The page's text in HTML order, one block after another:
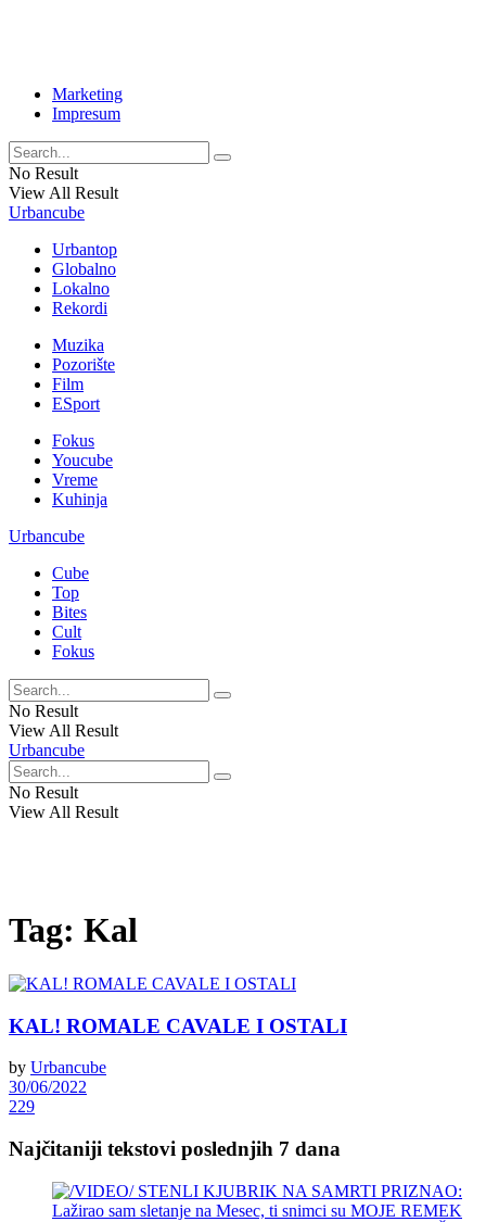
Marketing
Impresum
No Result
View All Result
Urbancube
Urbantop
Globalno
Lokalno
Rekordi
Muzika
Pozorište
Film
ESport
Fokus
Youcube
Vreme
Kuhinja
Urbancube
Cube
Top
Bites
Cult
Fokus
No Result
View All Result
Urbancube
No Result
View All Result
Tag: Kal
KAL! ROMALE CAVALE I OSTALI
by Urbancube
30/06/2022
229
Najčitaniji tekstovi poslednjih 7 dana